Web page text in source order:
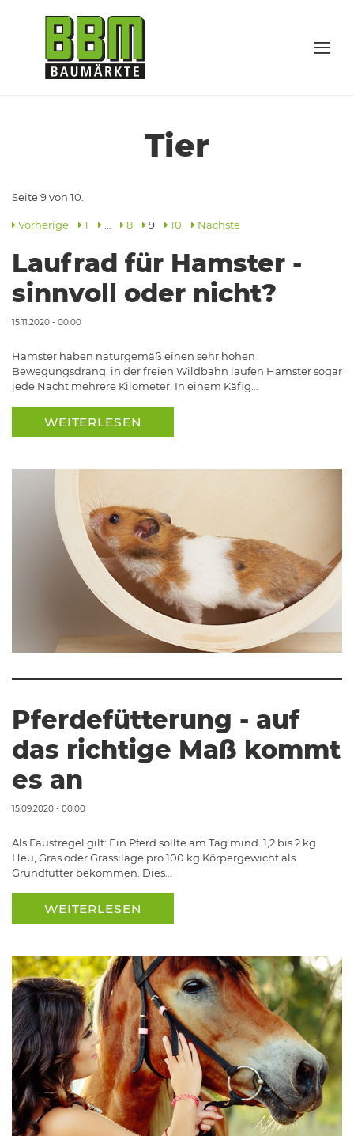
Tier
Seite 9 von 10.
Vorherige 1 8 9 10 Nächste
Laufrad für Hamster -
sinnvoll oder nicht?
15.11.2020 - 00:00
Hamster haben naturgemäß einen sehr hohen
Bewegungsdrang, in der freien Wildbahn laufen Hamster sogar
jede Nacht mehrere Kilometer. In einem Käfig…
WEITERLESEN
Pferdefütterung - auf
das richtige Maß kommt
es an
15.09.2020 - 00:00
Als Faustregel gilt: Ein Pferd sollte am Tag mind. 1,2 bis 2 kg
Heu, Gras oder Grassilage pro 100 kg Körpergewicht als
Grundfutter bekommen. Dies…
WEITERLESEN